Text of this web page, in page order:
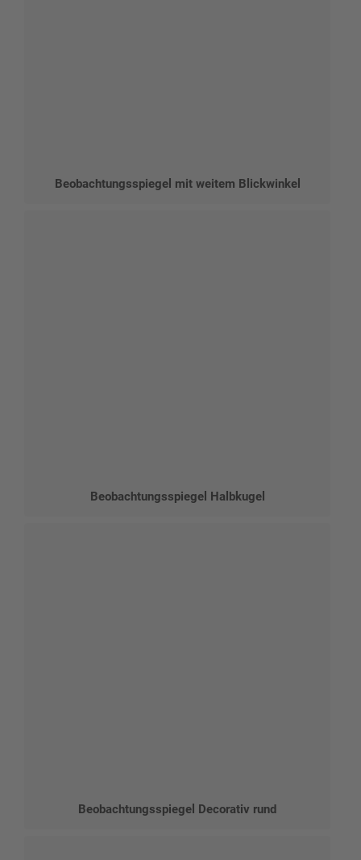
Beobachtungsspiegel mit weitem Blickwinkel
Beobachtungsspiegel Halbkugel
Beobachtungsspiegel Decorativ rund